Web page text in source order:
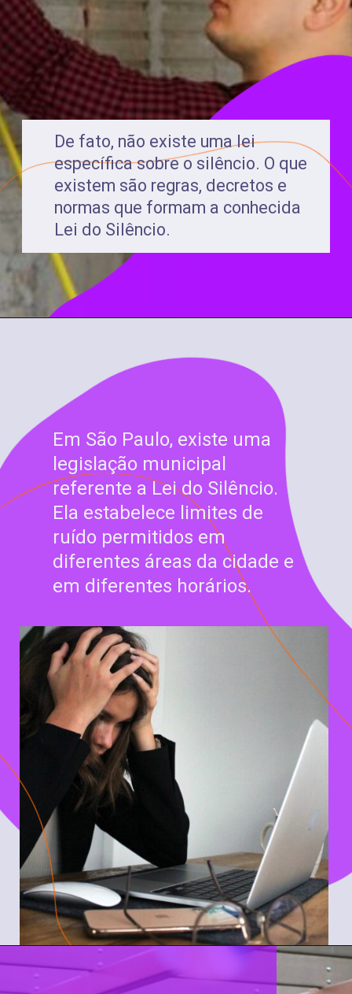
De fato, não existe uma lei
específica sobre o silêncio. O que
existem são regras, decretos e
normas que formam a conhecida
Lei do Silêncio.
Em São Paulo, existe uma
legislação municipal
referente a Lei do Silêncio.
Ela estabelece limites de
ruído permitidos em
diferentes áreas da cidade e
em diferentes horários.